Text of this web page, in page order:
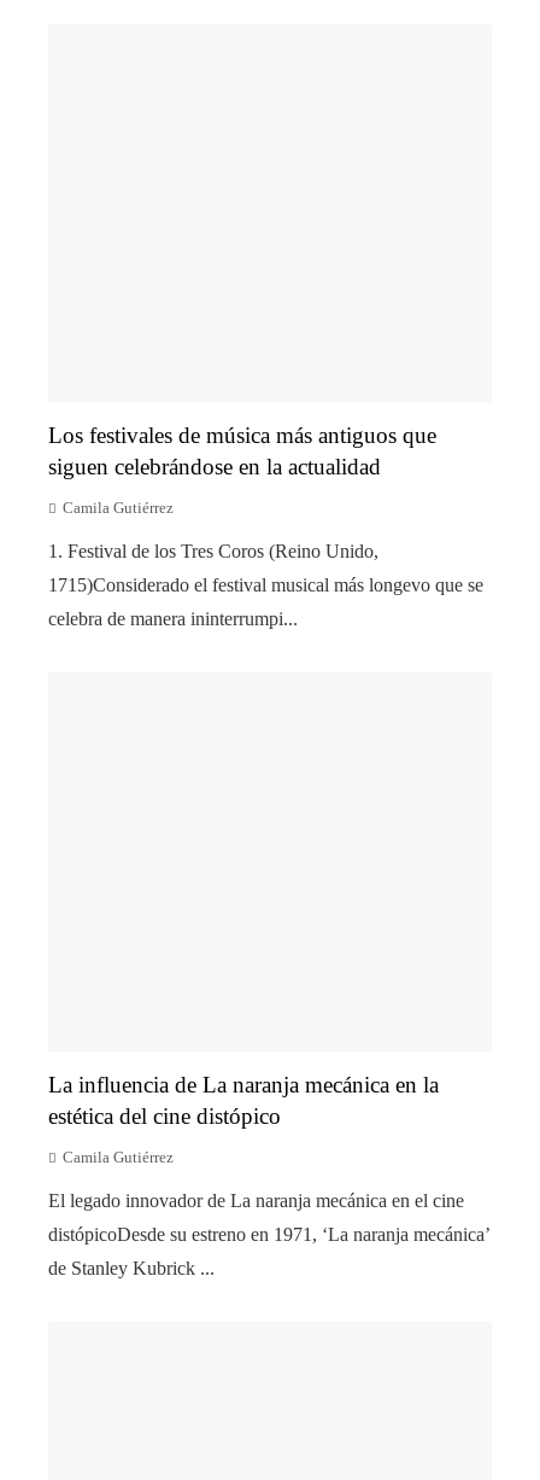
Los festivales de música más antiguos que
siguen celebrándose en la actualidad
Camila Gutiérrez
1. Festival de los Tres Coros (Reino Unido,
1715)Considerado el festival musical más longevo que se
celebra de manera ininterrumpi...
La influencia de La naranja mecánica en la
estética del cine distópico
Camila Gutiérrez
El legado innovador de La naranja mecánica en el cine
distópicoDesde su estreno en 1971, ‘La naranja mecánica’
de Stanley Kubrick ...